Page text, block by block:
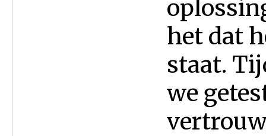
het dat
staat.
we